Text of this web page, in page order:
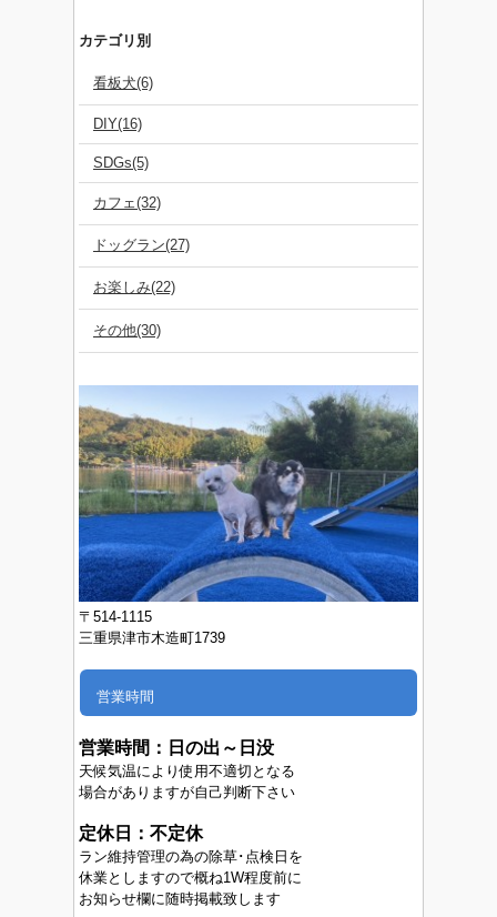
カテゴリ別
看板犬(6)
DIY(16)
SDGs(5)
カフェ(32)
ドッグラン(27)
お楽しみ(22)
その他(30)
〒514-1115
三重県津市木造町1739
営業時間
営業時間： 日の出～日没
天候気温により使用不適切となる
場合がありますが自己判断下さい
定休日：不定休
ラン維持管理の為の除草･点検日を
休業としますので概ね1W程度前に
お知らせ欄に随時掲載致します